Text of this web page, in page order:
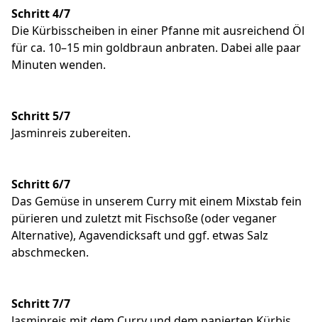
Schritt 4/7
Die Kürbisscheiben in einer Pfanne mit ausreichend Öl
für ca. 10–15 min goldbraun anbraten. Dabei alle paar
Minuten wenden.
Schritt 5/7
Jasminreis zubereiten.
Schritt 6/7
Das Gemüse in unserem Curry mit einem Mixstab fein
pürieren und zuletzt mit Fischsoße (oder veganer
Alternative), Agavendicksaft und ggf. etwas Salz
abschmecken.
Schritt 7/7